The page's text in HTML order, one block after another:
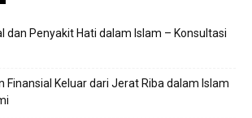
dan Penyakit Hati dalam Islam – Konsultasi
Finansial Keluar dari Jerat Riba dalam Islam